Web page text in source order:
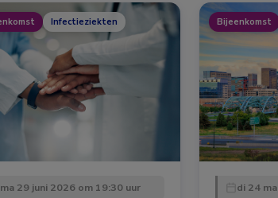
Infectieziekten
ma 29 juni 2026 om 19:30 uur
Bijeenkomst
di 24